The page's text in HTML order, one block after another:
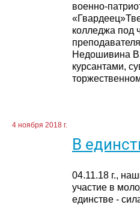
военно-
колледжа под
Недошивина
курсантами,
4 ноября 2018 г.
В
04.11.18 г.,
участие в
единстве -